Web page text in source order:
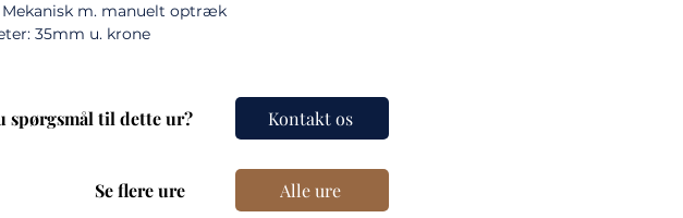
m. manuelt optræk
35mm u. krone
spørgsmål til dette ur? Kontakt os
Se flere ure Alle ure